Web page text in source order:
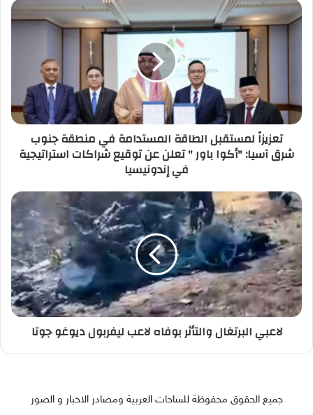
تعزيزاً لمستقبل الطاقة المستدامة في منطقة جنوب
شرق آسيا: "أكوا باور " تعلن عن توقيع شراكات استراتيجية
في إندونيسيا
لاعبي البرتغال والتأثر بوفاه لاعب ليفربول ديوغو جوتا
جميع الحقوق محفوظة للساحات العربية ومصادر الاخبار و الصور